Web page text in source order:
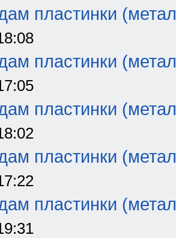
пластинки
пластинки
пластинки
пластинки
пластинки